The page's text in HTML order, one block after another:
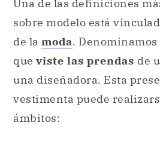
una diseñadora. Esta
vestimenta puede
ámbitos:
en unasesión
en una